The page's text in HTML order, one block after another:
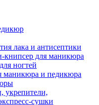
лака и антисептики
книпсер для маникюра
ногтей
маникюра и педикюра
укрепители,
сушки